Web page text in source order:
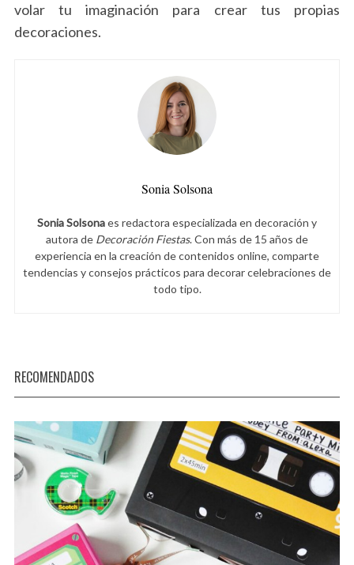
volar tu imaginación para crear tus propias
decoraciones.
Sonia Solsona
Sonia Solsonaes redactora especializada en decoración y
autora de Decoración Fiestas. Con más de 15 años de
experiencia en la creación de contenidos online, comparte
tendencias y consejos prácticos para decorar celebraciones de
todo tipo.
RECOMENDADOS